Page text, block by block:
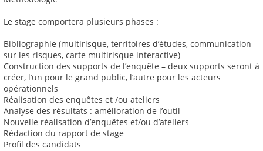
Le stage comportera plusieurs phases :
Bibliographie (multirisque, territoires d’études, communication
sur les risques, carte multirisque interactive)
Construction des supports de l’enquête – deux supports seront à
créer, l’un pour le grand public, l’autre pour les acteurs
opérationnels
Réalisation des enquêtes et /ou ateliers
Analyse des résultats : amélioration de l’outil
Nouvelle réalisation d’enquêtes et/ou d’ateliers
Rédaction du rapport de stage
Profil des candidats